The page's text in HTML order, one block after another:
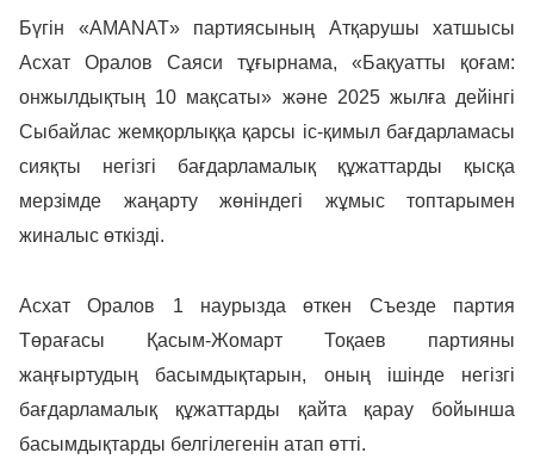
Бүгін «AMANAT» партиясының Атқарушы хатшысы
Асхат Оралов Саяси тұғырнама, «Бақуатты қоғам:
онжылдықтың 10 мақсаты» және 2025 жылға дейінгі
Сыбайлас жемқорлыққа қарсы іс-қимыл бағдарламасы
сияқты негізгі бағдарламалық құжаттарды қысқа
мерзімде жаңарту жөніндегі жұмыс топтарымен
жиналыс өткізді.
Асхат Оралов 1 наурызда өткен Съезде партия
Төрағасы Қасым-Жомарт Тоқаев партияны
жаңғыртудың басымдықтарын, оның ішінде негізгі
бағдарламалық құжаттарды қайта қарау бойынша
басымдықтарды белгілегенін атап өтті.